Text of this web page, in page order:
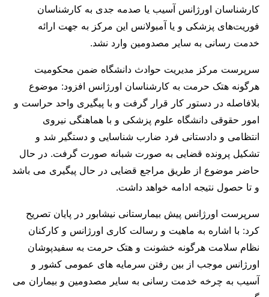
کارشناسان اورژانس آسیب یا صدمه جدی به کارشناسان
فوریت‌های پزشکی و یا آمبولانس این مرکز به جهت ارائه
خدمت رسانی به سایر مصدومین وارد نشد.
سرپرست مرکز مدیریت حوادث دانشگاه ضمن محکومیت
هرگونه هتک حرمت به کارشناسان اورژانس افزود: موضوع
بلافاصله در دستور کار قرار گرفت و با پیگیری واحد حراست و
امور حقوقی دانشگاه علوم پزشکی و با هماهنگی نیروی
انتظامی و دادستانی فرد ضارب شناسایی و دستگیر شد و
تشکیل پرونده قضایی به صورت شبانه صورت گرفت. در حال
حاضر موضوع از طریق مراجع قضایی در حال پیگیری می باشد
و تا حصول نتیجه ادامه خواهد داشت.
سرپرست اورژانس پیش بیمارستانی نیشابور در پایان تصریح
کرد: با اشاره به ماهیت و رسالت کاری اورژانس و کارکنان
نظام سلامت هرگونه خشونت‌ و هتک حرمت به سفیدپوشان
اورژانس موجب از بین رفتن سرمایه های عمومی کشور و
آسیب به چرخه خدمت رسانی به سایر مصدومین و بیماران می